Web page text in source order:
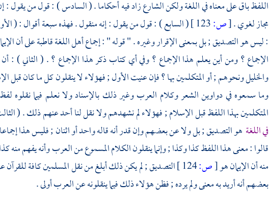
اللفظ باق على معناه في اللغة ولكن الشارع زاد فيه أحكاما . ( السادس ) : قول من يقول :
مجاز لغوي .[ص:
( السابع ) : قول من يقول : إنه منقول . فهذه سبعة أقوال : (
: ليس هو التصديق ; بل بمعنى الإقرار وغيره . " قوله " : إجماع أهل اللغة قاطبة على أن
الإجماع ؟ ومن أين يعلم هذا الإجماع ؟ وفي أي كتاب ذكر هذا الإجماع ؟ . ( الثاني ) :
والخليلونحوهم ; أو المتكلمين بها ؟ فإن عنيت الأول ; فهؤلاء لا ينقلون كل ما كان قبل
وما سمعوه في دواوين الشعر وكلام العربوغير ذلك بالإسناد ولا نعلم فيما نقلوه
المتكلمين بهذا اللفظ قبل الإسلام ; فهؤلاء لم نشهدهم ولا نقل لنا أحد عنهم ذلك . (
في اللغة هو التصديق ; بل ولا عن بعضهم وإن قدر أنه قاله واحد أو اثنان ; فليس هذا
قالوا : معنى هذا اللفظ كذا وكذا ; وإنما ينقلون الكلام المسموع منالعربوأنه يفهم منه
منه أن الإيمان هو[ص:
التصديق ; لم يكن ذلك أبلغ من نقل المسلمين كافة
بعضهم أنه أريد به معنى ولم يرده ; فظن هؤلاء ذلك فيما ينقلونه عنالعربأولى .